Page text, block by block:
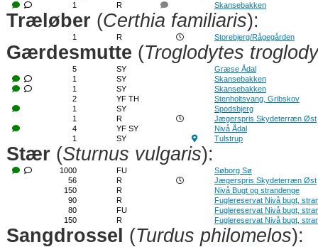
1 R Skansebakken
Træløber (Certhia familiaris):
1 R Storebjerg/Rågegården
Gærdesmutte (Troglodytes
5 SY
Græse Ådal
1
SY
Skansebakken
1
SY
Skansebakken
2
YF TH
Stenholtsvang, Gribskov
1
SY
Spodsbjerg
1
R
Jægerspris Skydeterræn Øst
4
YF SY
Nivå Ådal
1
SY Tulstrup
Stær (Sturnus vulgaris):
1000 FU
Søborg Sø
56
R
Jægerspris Skydeterræn Øst
150
R
Nivå Bugt og strandenge
90
R
Fuglereservat Nivå bugt,
80
FU
Fuglereservat Nivå bugt,
150
R Fuglereservat Nivå bugt,
Sangdrossel (Turdus philomelos):